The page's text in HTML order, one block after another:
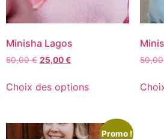
Minisha Lagos
50,00€ 25,00€
Choix des options
Promo !